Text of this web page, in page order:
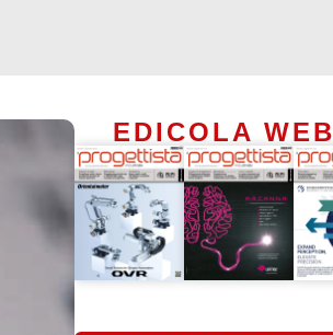
EDICOLA WEB